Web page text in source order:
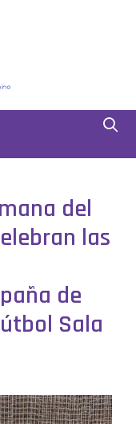
del
las
de
Sala